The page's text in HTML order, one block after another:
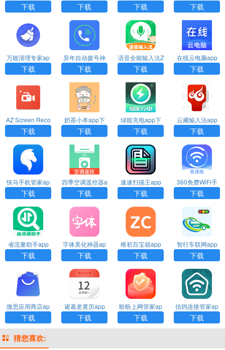
载
下载
p下载
下载
方下载
下载
p下载
下载
万能清理专家ap
p下载
下载
异年自动拨号神
器app下载
下载
语音全能输入法Z
D下载
下载
在线云电脑app
官方下载
下载
AZ Screen Reco
rder官方下载
下载
奶茶小本app下
载
下载
绿能充电app下
载
下载
云藏输入法app
官方下载
下载
快马手机管家ap
p下载
下载
四季空调遥控器a
pp下载安装
下载
速速扫描王app
下载
下载
360免费WiFi手
机版下载安装
下载
省流量助手app
下载
下载
字体美化神器ap
p下载
下载
稚初百宝箱app
下载安装
下载
智行车联网app
下载
下载
微思应用商店ap
p下载
下载
诸葛老黄历app
下载
下载
盼盼上网管家ap
p下载
下载
信鸽连接管家ap
p下载
下载
猜您喜欢: